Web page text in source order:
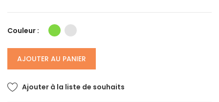
Couleur :
AJOUTER AU PANIER
Ajouter à la liste de souhaits